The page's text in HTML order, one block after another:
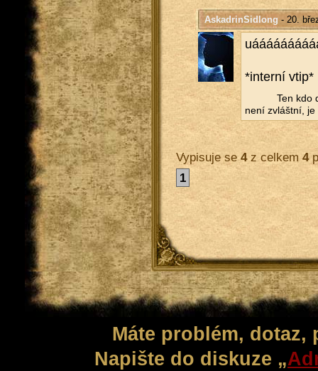
AskadrinSidlong - 20.
*in­ter­ní vtip*
Ten kdo
není zvlášt­ní,
Vypisuje se4z celkem4
1
Máte problém,
Napište do diskuze „